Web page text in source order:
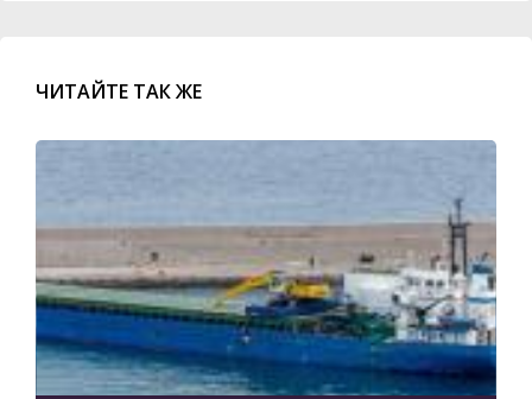
ЧИТАЙТЕ ТАК ЖЕ